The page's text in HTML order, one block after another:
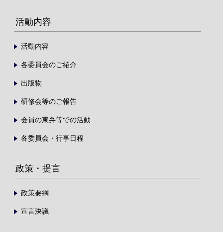
活動内容
活動内容
各委員会のご紹介
出版物
研修会等のご報告
会員の東弁等での活動
各委員会・行事日程
政策・提言
政策要綱
宣言決議